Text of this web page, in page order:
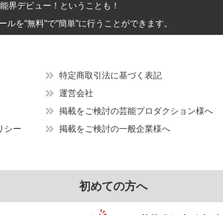
界デビュー！ということも！
を"無料"で"簡単"に行うことができます。
シー
特定商取引法に基づく表記
運営会社
掲載をご検討の芸能プロダクション様へ
掲載をご検討の一般企業様へ
初めての方へ